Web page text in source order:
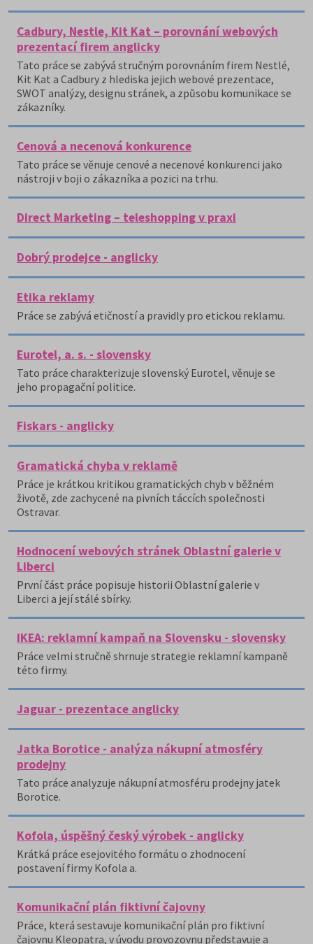
Cadbury, Nestle, Kit Kat – porovnání webových
prezentací firem anglicky
Tato práce se zabývá stručným porovnáním firem Nestlé,
Kit Kat a Cadbury z hlediska jejich webové prezentace,
SWOT analýzy, designu stránek, a způsobu komunikace se
zákazníky.
Cenová a necenová konkurence
Tato práce se věnuje cenové a necenové konkurenci jako
nástroji v boji o zákazníka a pozici na trhu.
Direct Marketing – teleshopping v praxi
Dobrý prodejce - anglicky
Etika reklamy
Práce se zabývá etičností a pravidly pro etickou reklamu.
Eurotel, a. s. - slovensky
Tato práce charakterizuje slovenský Eurotel, věnuje se
jeho propagační politice.
Fiskars - anglicky
Gramatická chyba v reklamě
Práce je krátkou kritikou gramatických chyb v běžném
životě, zde zachycené na pivních táccích společnosti
Ostravar.
Hodnocení webových stránek Oblastní galerie v
Liberci
První část práce popisuje historii Oblastní galerie v
Liberci a její stálé sbírky.
IKEA: reklamní kampaň na Slovensku - slovensky
Práce velmi stručně shrnuje strategie reklamní kampaně
této firmy.
Jaguar - prezentace anglicky
Jatka Borotice - analýza nákupní atmosféry
prodejny
Tato práce analyzuje nákupní atmosféru prodejny jatek
Borotice.
Kofola, úspěšný český výrobek - anglicky
Krátká práce esejovitého formátu o zhodnocení
postavení firmy Kofola a.
Komunikační plán fiktivní čajovny
Práce, která sestavuje komunikační plán pro fiktivní
čajovnu Kleopatra, v úvodu provozovnu představuje a